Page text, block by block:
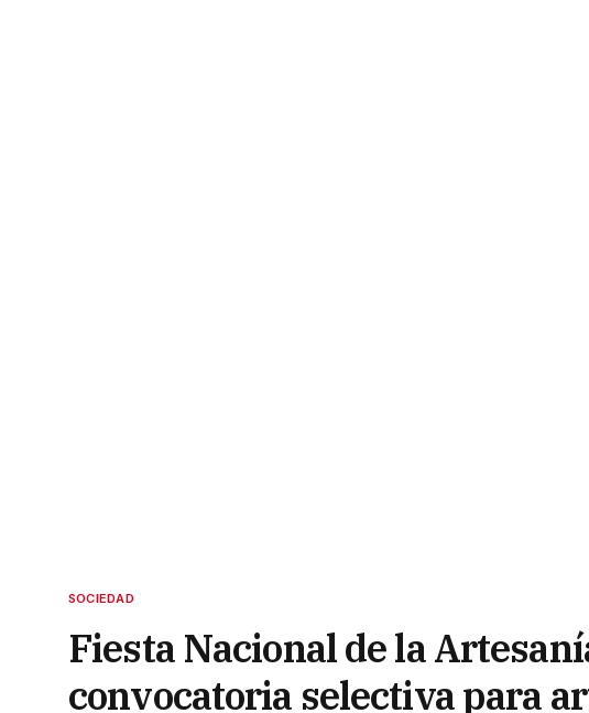
SOCIEDAD
Fiesta Nacional de la
convocatoria selectiva para